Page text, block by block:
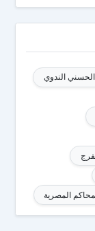
الندوي
المصرية